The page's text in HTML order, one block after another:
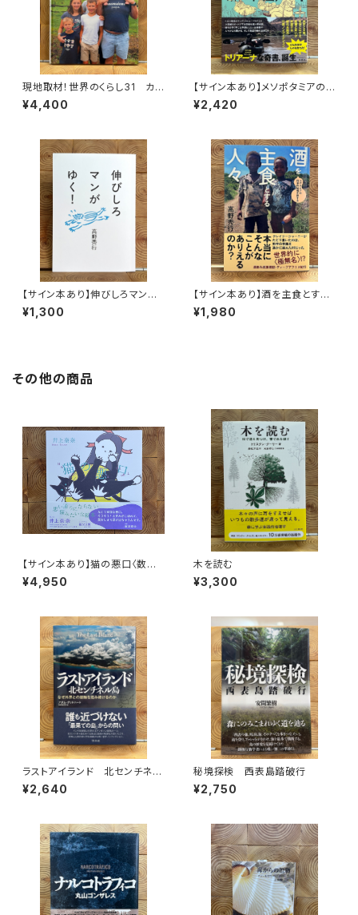
現地取材！世界のくらし31 カナ
ダ
¥4,400
【サイン本あり】メソポタミアの
ボート三人男
¥2,420
【サイン本あり】伸びしろマンが
ゆく！
¥1,300
【サイン本あり】酒を主食とする
人々 エチオピアの科学的秘境
を旅する
¥1,980
その他の商品
【サイン本あり】猫の悪口〈数量
限定・オリジナルトート付き〉
¥4,950
木を読む
¥3,300
ラストアイランド 北センチネル
島 なぜ外界との接触を拒み続
けるのか
¥2,640
秘境探検 西表島踏破行
¥2,750